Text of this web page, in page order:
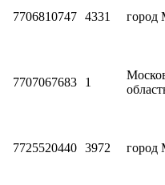
7706810747 4331 город
7707067683 1
7725520440 3972 город